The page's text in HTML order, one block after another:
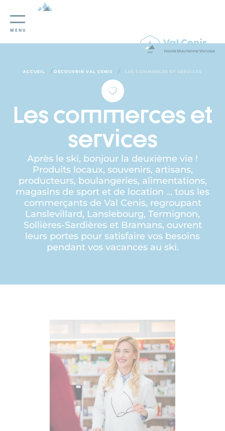
Panneau de gestion des cookies
MENU
ACCUEIL / DÉCOUVRIR VAL CENIS / LES COMMERCES ET SERVICES
Les commerces et
services
Après le ski, bonjour la deuxième vie !
Produits locaux, souvenirs, artisans,
producteurs, boulangeries, alimentations,
magasins de sport et de location … tous les
commerçants de Val Cenis, regroupant
Lanslevillard, Lanslebourg, Termignon,
Sollières-Sardières et Bramans, ouvrent
leurs portes pour satisfaire vos besoins
pendant vos vacances au ski.